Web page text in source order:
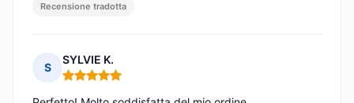
Recensione tradotta
S
SYLVIE K.
Nota: 5 su 5